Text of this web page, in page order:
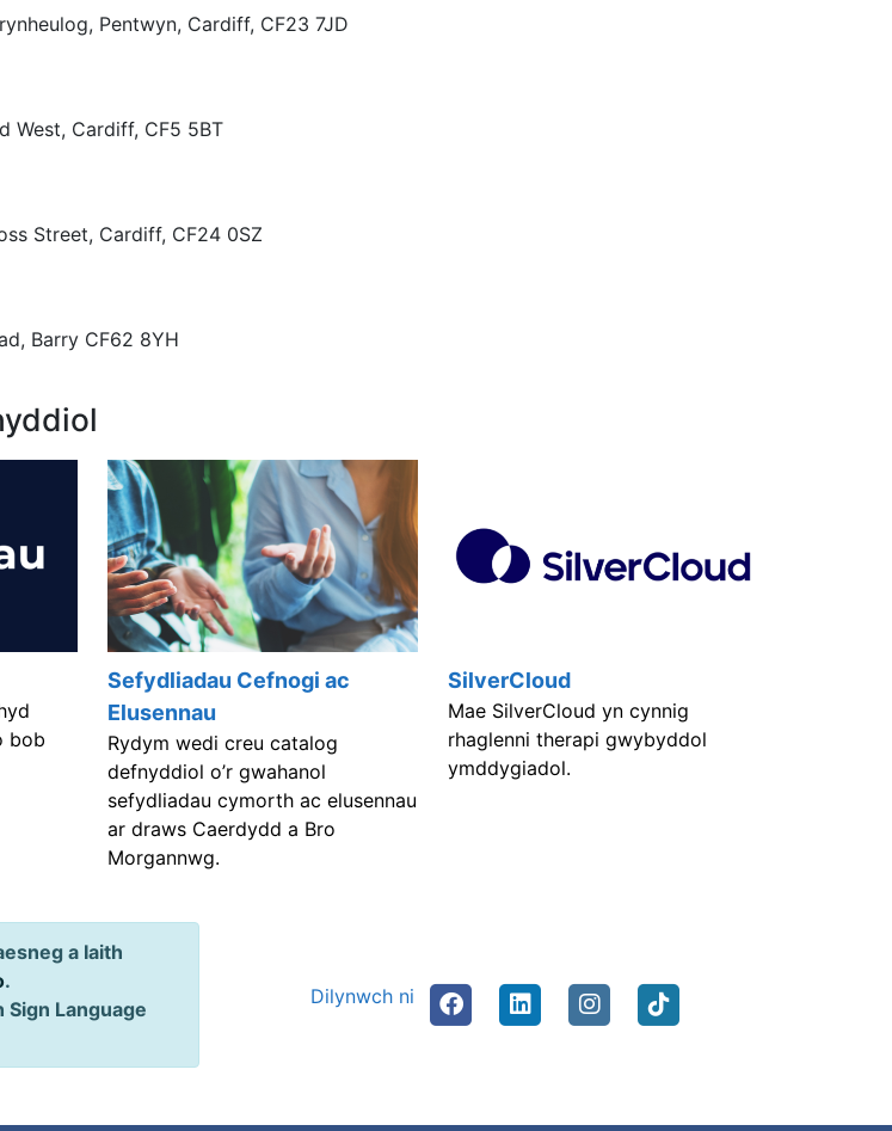
Pentwyn, Cardiff, CF23 7JD
West, Cardiff, CF5 5BT
Street, Cardiff, CF24 0SZ
Barry CF62 8YH
bob
Sefydliadau Cefnogi ac
Elusennau
Rydym wedi creu catalog
defnyddiol o’r gwahanol
sefydliadau cymorth ac elusennau
ar draws Caerdydd a Bro
Morgannwg.
SilverCloud
Mae SilverCloud yn cynnig
rhaglenni therapi gwybyddol
ymddygiadol.
a Iaith
.
Language
Dilynwch ni